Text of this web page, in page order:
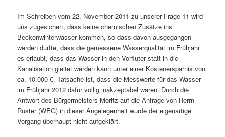
Im Schreiben vom 22. November 2011 zu unserer Frage 11 wird
uns zugesichert, dass keine chemischen Zusätze ins
Beckenwinterwasser kommen, so dass davon ausgegangen
werden durfte, dass die gemessene Wasserqualität im Frühjahr
es erlaubt, dass das Wasser in den Vorfluter statt in die
Kanalisation gleitet werden kann unter einer Kostenersparnis von
ca. 10.000 €. Tatsache ist, dass die Messwerte für das Wasser
im Frühjahr 2012 dafür völlig inakzeptabel waren. Durch die
Antwort des Bürgermeisters Moritz auf die Anfrage von Herrn
Rüster (WEG) in dieser Angelegenheit wurde der eigenartige
Vorgang überhaupt nicht aufgeklärt.